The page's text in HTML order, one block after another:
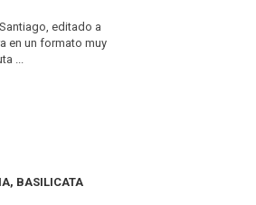
editado a
en un formato muy
...
BASILICATA